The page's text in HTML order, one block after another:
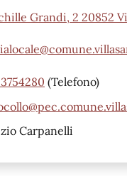
Grandi, 2 20852
(Telefono)
Carpanelli